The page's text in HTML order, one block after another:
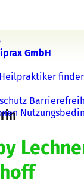
GmbH
Heilpraktiker